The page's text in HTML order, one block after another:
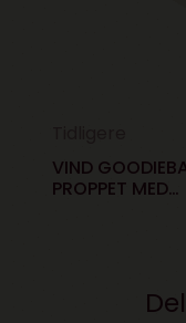
VIND
PROPPET MED